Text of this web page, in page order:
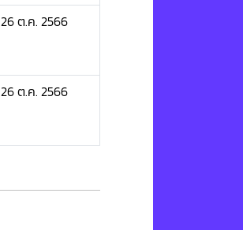
26 ต.ค. 2566
26 ต.ค. 2566